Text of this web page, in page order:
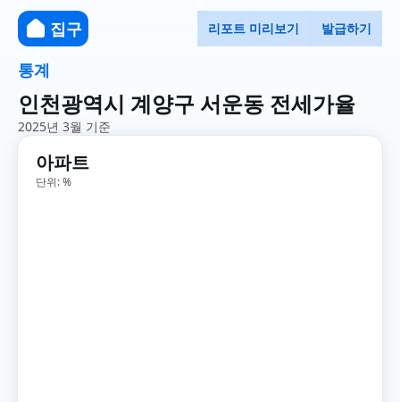
집구 리포트 미리보기 발급하기
통계
인천광역시 계양구 서운동 전세가율
2025년 3월 기준
아파트
단위: %